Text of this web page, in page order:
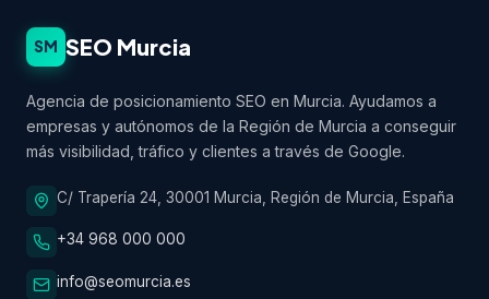
SM SEO Murcia
Agencia de posicionamiento SEO en Murcia. Ayudamos a
empresas y autónomos de la Región de Murcia a conseguir
más visibilidad, tráfico y clientes a través de Google.
C/ Trapería 24, 30001 Murcia, Región de Murcia, España
+34 968 000 000
info@seomurcia.es